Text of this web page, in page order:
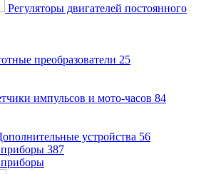
Регуляторы двигателей постоянного
преобразователи 25
импульсов и мото-часов 84
устройства 56
387